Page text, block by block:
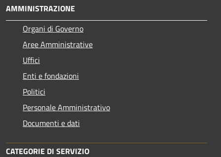
AMMINISTRAZIONE
Organi di Governo
Aree Amministrative
Uffici
Enti e fondazioni
Politici
Personale Amministrativo
Documenti e dati
CATEGORIE DI SERVIZIO